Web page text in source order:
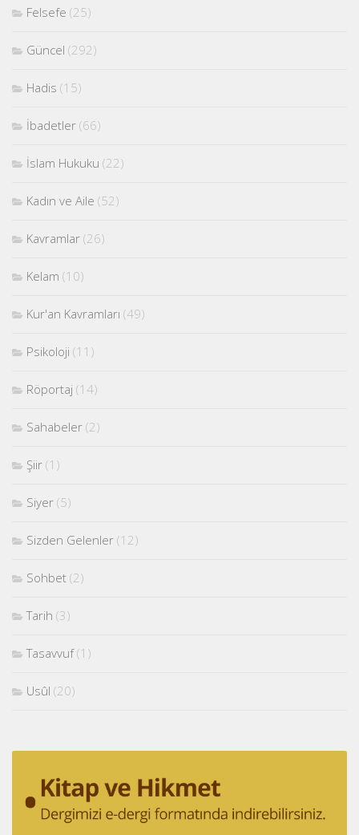
Felsefe (25)
Güncel (292)
Hadis (15)
İbadetler (66)
İslam Hukuku (22)
Kadın ve Aile (52)
Kavramlar (26)
Kelam (10)
Kur'an Kavramları (49)
Psikoloji (11)
Röportaj (14)
Sahabeler (2)
Şiir (1)
Siyer (5)
Sizden Gelenler (12)
Sohbet (2)
Tarih (3)
Tasavvuf(1)
Usûl (20)